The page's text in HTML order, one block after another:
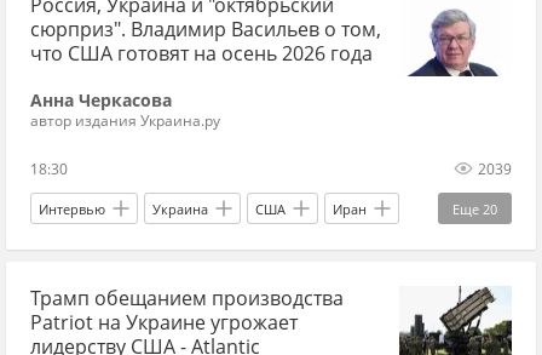
сюрприз". Владимир Васильев о том,
что США готовят на осень 2026 года
Анна Черкасова
автор издания Украина.ру
18:30 2039
Еще 20
Интервью Украина США Иран
Владимир Зеленский Валерий Залужный
Михаил Федоров ЕС ВСУ
вооружения военная помощь
Трамп обещанием производства
Patriot на Украине угрожает
лидерству США - Atlantic